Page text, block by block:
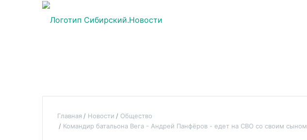
Главная Новости
Общество
Командир батальона Вега - Андрей Панфёров - едет на СВО со своим сыном